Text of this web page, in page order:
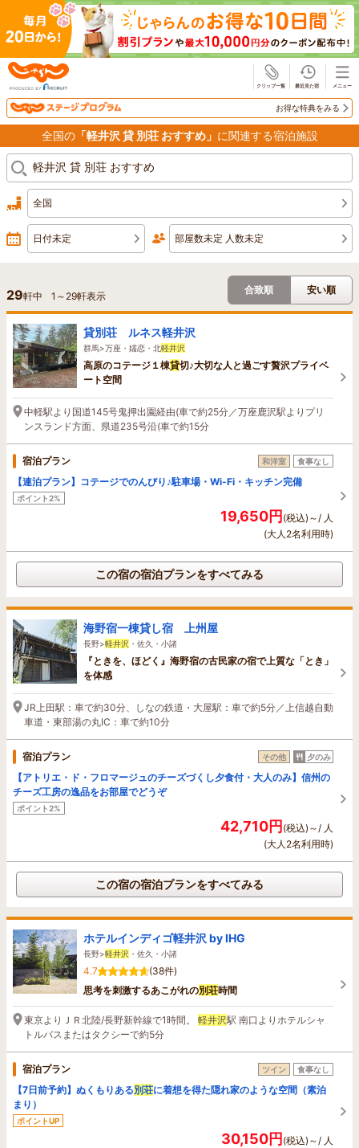
お得な特典をみる
全国の「軽井沢 貸 別荘 おすすめ」 に関連する宿泊施設
全国
日付未定 部屋数未定 人数未定
29軒中 1 ～ 29軒表示
合致順 安い順
貸別荘 ルネス軽井沢
群馬>万座・嬬恋・北軽井沢
高原のコテージ１棟貸切♪大切な人と過ごす贅沢プライベ
ート空間
中軽駅より国道145号鬼押出園経由(車で約25分／万座鹿沢駅よりプリ
ンスランド方面、県道235号沿(車で約15分
宿泊プラン 和洋室 食事なし
【連泊プラン】コテージでのんびり♪駐車場・Wi-Fi・キッチン完備
ポイント2%
19,650円(税込)～/ 人
(大人2名利用時)
この宿の宿泊プランをすべてみる
海野宿一棟貸し宿 上州屋
長野>軽井沢 ・佐久・小諸
『ときを、ほどく』海野宿の古民家の宿で上質な「とき」
を体感
JR上田駅：車で約30分、しなの鉄道・大屋駅：車で約5分／上信越自動
車道・東部湯の丸IC：車で約10分
宿泊プラン その他 夕のみ
【アトリエ・ド・フロマージュのチーズづくし夕食付・大人のみ】信州の
チーズ工房の逸品をお部屋でどうぞ
ポイント2%
42,710円(税込)～/ 人
(大人2名利用時)
この宿の宿泊プランをすべてみる
ホテルインディゴ軽井沢 by IHG
長野>軽井沢 ・佐久・小諸
4.7
(38件)
思考を刺激するあこがれの別荘時間
東京よりＪＲ北陸/長野新幹線で1時間。 軽井沢駅 南口よりホテルシャ
トルバスまたはタクシーで約5分
宿泊プラン ツイン 食事なし
【7日前予約】ぬくもりある別荘に着想を得た隠れ家のような空間（素泊
まり）
ポイントUP
30,150円(税込)～/ 人